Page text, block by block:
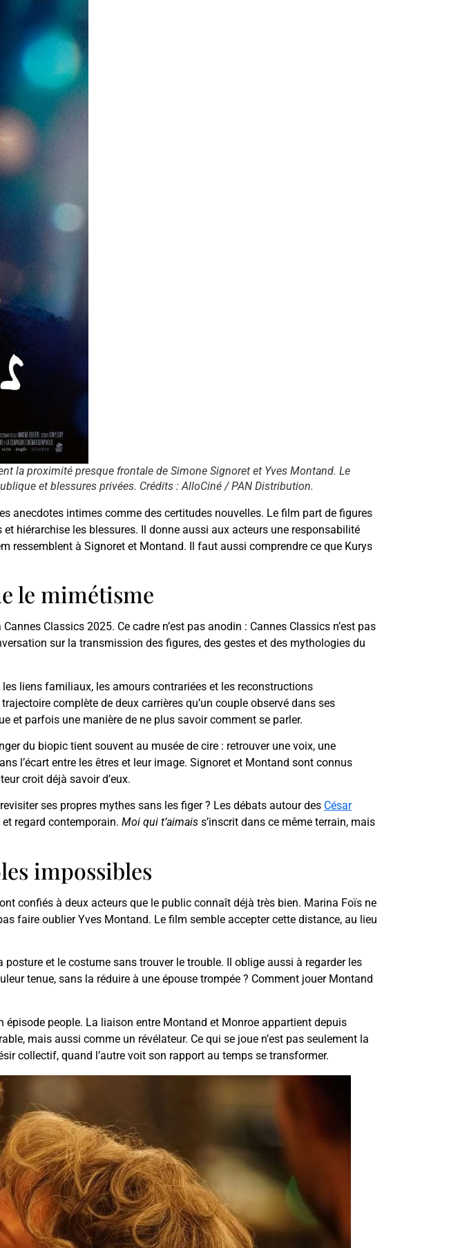
la proximité presque frontale de Simone Signoret et Yves Montand. Le
et blessures privées. Crédits : AlloCiné / PAN Distribution.
anecdotes intimes comme des certitudes nouvelles. Le film part de figures
hiérarchise les blessures. Il donne aussi aux acteurs une responsabilité
ressemblent à Signoret et Montand. Il faut aussi comprendre ce que Kurys
le mimétisme
Classics 2025. Ce cadre n’est pas anodin : Cannes Classics n’est pas
sur la transmission des figures, des gestes et des mythologies du
liens familiaux, les amours contrariées et les reconstructions
complète de deux carrières qu’un couple observé dans ses
et parfois une manière de ne plus savoir comment se parler.
du biopic tient souvent au musée de cire : retrouver une voix, une
l’écart entre les êtres et leur image. Signoret et Montand sont connus
croit déjà savoir d’eux.
ses propres mythes sans les figer ? Les débats autour des César
regard contemporain. Moi qui t’aimais s’inscrit dans ce même terrain, mais
impossibles
confiés à deux acteurs que le public connaît déjà très bien. Marina Foïs ne
faire oublier Yves Montand. Le film semble accepter cette distance, au lieu
et le costume sans trouver le trouble. Il oblige aussi à regarder les
tenue, sans la réduire à une épouse trompée ? Comment jouer Montand
people. La liaison entre Montand et Monroe appartient depuis
mais aussi comme un révélateur. Ce qui se joue n’est pas seulement la
collectif, quand l’autre voit son rapport au temps se transformer.